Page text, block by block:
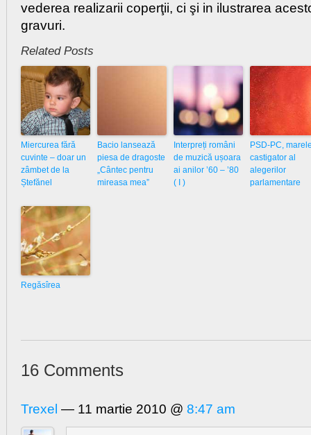
vederea realizarii coperţii, ci şi in ilustrarea
gravuri.
Related Posts
Miercurea fără
cuvinte – doar un
zâmbet de la
Ștefănel
Bacio lansează
piesa de dragoste
„Cântec pentru
mireasa mea”
Interpreți români
de muzică ușoara
ai anilor ’60 – ’80
( I )
PSD-PC,
castigator al
alegerilor
parlamentare
Regăsîrea
16 Comments
Trexel — 11 martie 2010 @ 8:47 am